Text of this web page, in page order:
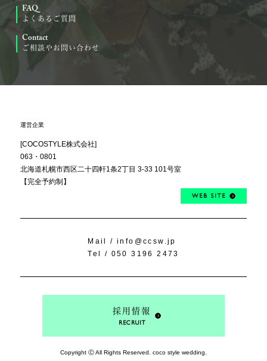
FAQ
よくあるご質問
Contact
ご相談やお問い合わせ
運営企業
[COCOSTYLE株式会社]
063・0801
北海道札幌市西区二十四軒1条2丁目 3-33 101号室
【完全予約制】
WEB SITE
Mail / info@ccsw.jp
Tel / 050 3196 2473
採用情報
RECRUIT
Copyright Ⓒ All Rights Reserved. coco style wedding.